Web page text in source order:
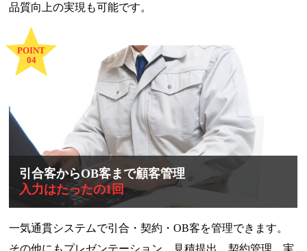
品質向上の実現も可能です。
POINT
04
引合客からOB客まで顧客管理
入力はたったの1回
一気通貫システムで引合・契約・OB客を管理できます。
その他にもプレゼンテーション、見積提出、契約管理、実